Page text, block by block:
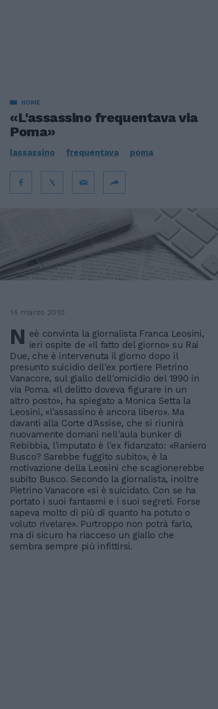
HOME
«L'assassino frequentava via
Poma»
lassassino frequentava poma
14 marzo 2010
N eè convinta la giornalista Franca Leosini,
ieri ospite de «Il fatto del giorno» su Rai
Due, che è intervenuta il giorno dopo il
presunto suicidio dell'ex portiere Pietrino
Vanacore, sul giallo dell'omicidio del 1990 in
via Poma. «Il delitto doveva figurare in un
altro posto», ha spiegato a Monica Setta la
Leosini, «l'assassino è ancora libero». Ma
davanti alla Corte d'Assise, che si riunirà
nuovamente domani nell'aula bunker di
Rebibbia, l'imputato è l'ex fidanzato: «Raniero
Busco? Sarebbe fuggito subito», è la
motivazione della Leosini che scagionerebbe
subito Busco. Secondo la giornalista, inoltre
Pietrino Vanacore «si è suicidato. Con se ha
portato i suoi fantasmi e i suoi segreti. Forse
sapeva molto di più di quanto ha potuto o
voluto rivelare». Purtroppo non potrà farlo,
ma di sicuro ha riacceso un giallo che
sembra sempre più infittirsi.